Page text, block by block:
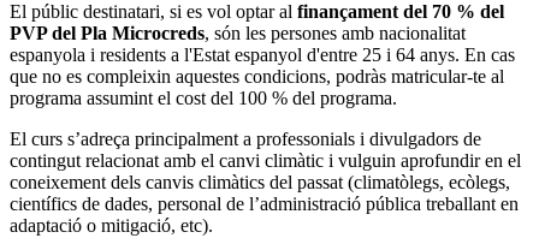
El públic destinatari, si es vol optar al finançament del 70 % del
PVP del Pla Microcreds, són les persones amb nacionalitat
espanyola i residents a l'Estat espanyol d'entre 25 i 64 anys. En cas
que no es compleixin aquestes condicions, podràs matricular-te al
programa assumint el cost del 100 % del programa.
El curs s’adreça principalment a professonials i divulgadors de
contingut relacionat amb el canvi climàtic i vulguin aprofundir en el
coneixement dels canvis climàtics del passat (climatòlegs, ecòlegs,
científics de dades, personal de l’administració pública treballant en
adaptació o mitigació, etc).